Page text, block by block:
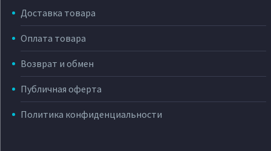
Доставка товара
Оплата товара
Возврат и обмен
Публичная оферта
Политика конфиденциальности